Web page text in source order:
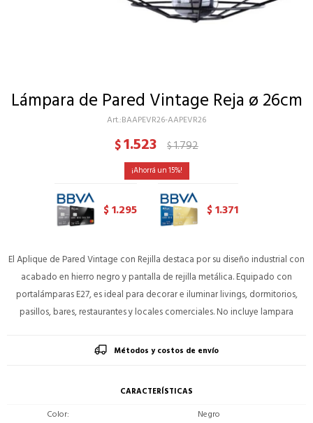
Lámpara de Pared Vintage Reja ø 26cm
BAAPEVR26-AAPEVR26
$1.523 $1.792
15
$1.295 $1.371
El Aplique de Pared Vintage con Rejilla destaca por su diseño industrial con
acabado en hierro negro y pantalla de rejilla metálica. Equipado con
portalámparas E27, es ideal para decorar e iluminar livings, dormitorios,
pasillos, bares, restaurantes y locales comerciales. No incluye lampara
Métodos y costos de envío
CARACTERÍSTICAS
Color
Negro